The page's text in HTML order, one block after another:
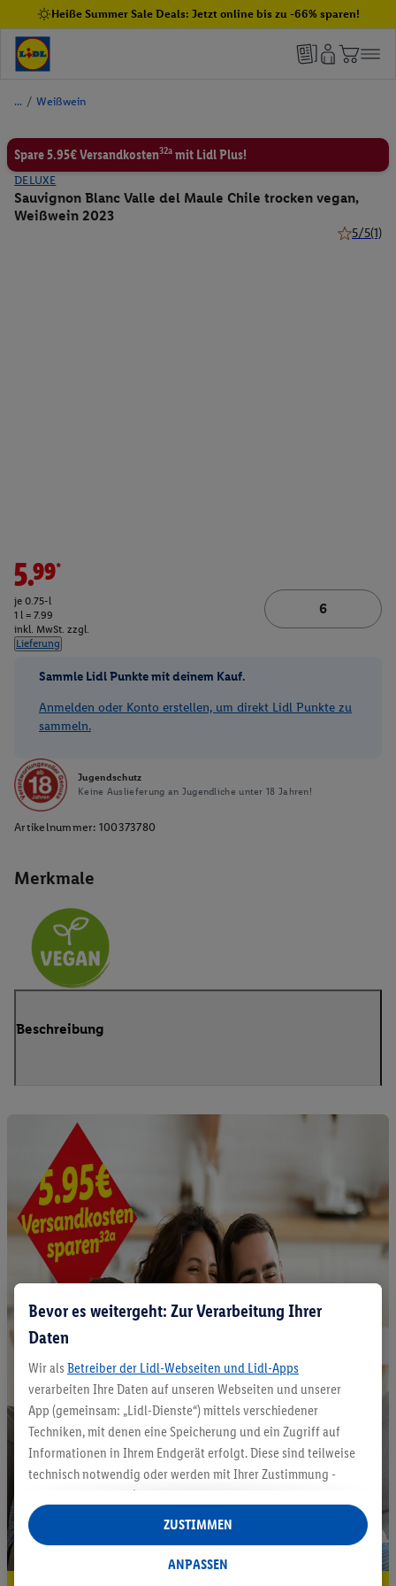
Heiße Summer Sale Deals: Jetzt online bis zu -66% sparen!
/ Weißwein
Spare 5.95€ Versandkosten32a mit Lidl Plus!
DELUXE
Sauvignon Blanc Valle del Maule Chile trocken vegan,
Weißwein 2023
5/5(1)
Merkmale
5.99*
je 0.75-l
1 l = 7.99
inkl. MwSt. zzgl.
Lieferung
Sammle Lidl Punkte mit deinem Kauf.
Anmelden oder Konto erstellen, um direkt Lidl Punkte zu
sammeln.
Jugendschutz
Keine Auslieferung an Jugendliche unter 18 Jahren!
Artikelnummer: 100373780
Beschreibung
Bevor es weitergeht: Zur Verarbeitung Ihrer
Daten
Wir als Betreiber der Lidl-Webseiten und Lidl-Apps
verarbeiten Ihre Daten auf unseren Webseiten und unserer
App (gemeinsam: „Lidl-Dienste“) mittels verschiedener
Techniken, mit denen eine Speicherung und ein Zugriff auf
Informationen in Ihrem Endgerät erfolgt. Diese sind teilweise
technisch notwendig oder werden mit Ihrer Zustimmung -
auch durch Partner (u.a.
Verantwortliche; im Zusammenhang mit dem IAB TCF
insgesamt
Statistik-Erstellung oder für personalisierte Werbung
ANPASSEN
ZUSTIMMEN